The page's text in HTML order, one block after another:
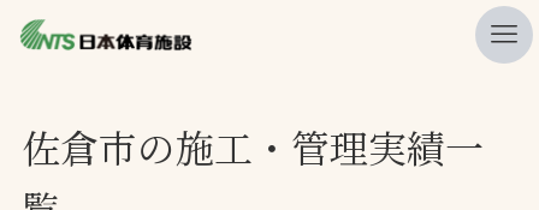
ニュース
佐倉市の施工・管理実績一